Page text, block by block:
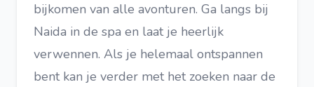
bijkomen van alle avonturen. Ga langs bij
Naida in de spa en laat je heerlijk
verwennen. Als je helemaal ontspannen
bent kan je verder met het zoeken naar de